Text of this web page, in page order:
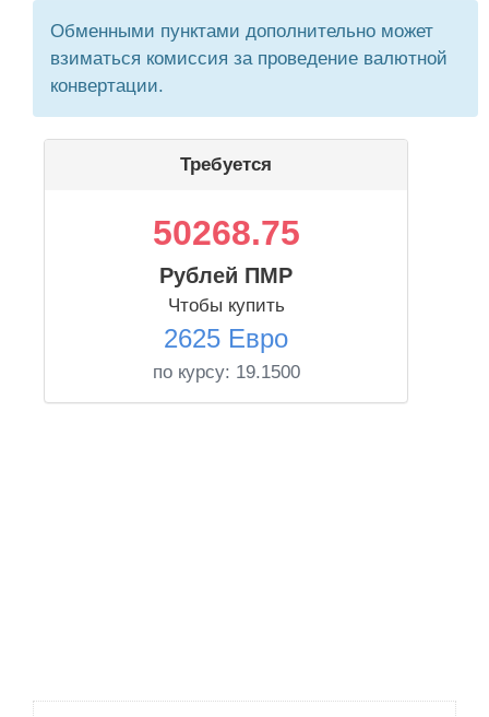
Обменными пунктами дополнительно может
взиматься комиссия за проведение валютной
конвертации.
Требуется
50268.75
Рублей ПМР
Чтобы купить
2625 Евро
по курсу: 19.1500